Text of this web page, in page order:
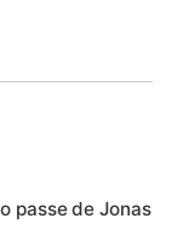
passe de Jonas